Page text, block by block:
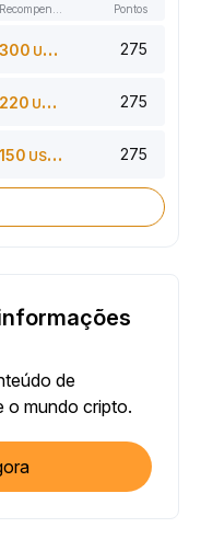
Pontos
300 USDT 275
220 USDT 275
150 USDT 275
de
o mundo cripto.